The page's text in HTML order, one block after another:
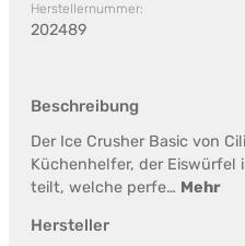
Herstellernummer:
202489
Beschreibung
Der Ice Crusher Basic von
Küchenhelfer, der Eiswürfel
teilt, welche perfe… Mehr
Hersteller